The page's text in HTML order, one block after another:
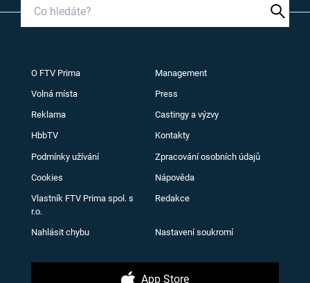
O FTV Prima Management
Volná místa Press
Reklama Castingy a výzvy
HbbTV Kontakty
Podmínky užívání Zpracování osobních údajů
Cookies Nápověda
Vlastník FTV Prima spol. s
r.o.
Redakce
Nahlásit chybu Nastavení soukromí
App Store